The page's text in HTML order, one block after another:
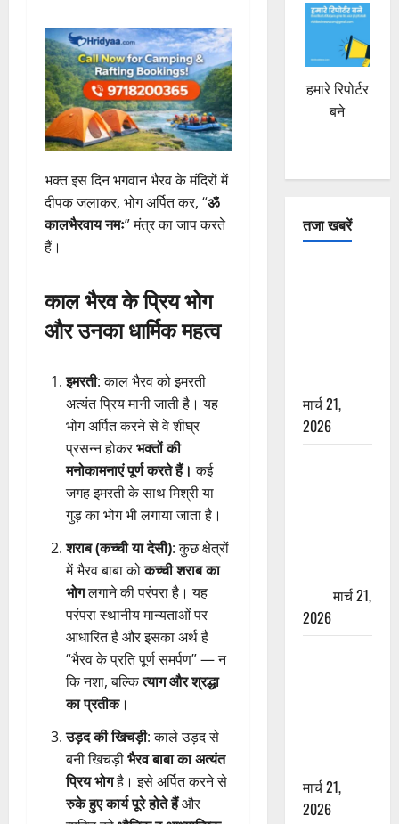
भक्त इस दिन भगवान भैरव के मंदिरों में
दीपक जलाकर, भोग अर्पित कर, “ॐ
कालभैरवाय नमः” मंत्र का जाप करते
हैं।
काल भैरव के प्रिय भोग
और उनका धार्मिक महत्व
इमरती: काल भैरव को इमरती
अत्यंत प्रिय मानी जाती है। यह
भोग अर्पित करने से वे शीघ्र
प्रसन्न होकरभक्तों की
मनोकामनाएं पूर्ण करते हैं। कई
जगह इमरती के साथ मिश्री या
गुड़ का भोग भी लगाया जाता है।
शराब (कच्ची या देसी): कुछ क्षेत्रों
में भैरव बाबा कोकच्ची शराब का
भोगलगाने की परंपरा है। यह
परंपरा स्थानीय मान्यताओं पर
आधारित है और इसका अर्थ है
“भैरव के प्रति पूर्ण समर्पण” — न
कि नशा, बल्कित्याग और श्रद्धा
का प्रतीक।
उड़द की खिचड़ी: काले उड़द से
बनी खिचड़ीभैरव बाबा का अत्यंत
प्रिय भोगहै। इसे अर्पित करने से
रुके हुए कार्य पूरे होते हैंऔर
हमारे रिपोर्टर
बने
तजा खबरें
मार्च 21,
2026
मार्च 21,
2026
मार्च 21,
2026